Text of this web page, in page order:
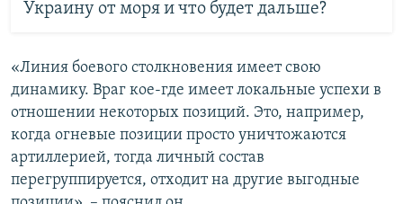
Украину от моря и что будет дальше?
«Линия боевого столкновения имеет свою
динамику. Враг кое-где имеет локальные успехи в
отношении некоторых позиций. Это, например,
когда огневые позиции просто уничтожаются
артиллерией, тогда личный состав
перегруппируется, отходит на другие выгодные